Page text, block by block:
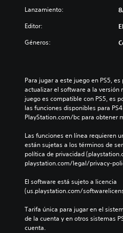
Lanzamiento:
Editor:
Géneros:
Para jugar a este juego en PS5,
actualizar el software a la versión
juego es compatible con PS5, es
las funciones disponibles para
PlayStation.com/bc para obtener
Las funciones en línea requieren
están sujetas a los términos de
política de privacidad
playstation.com/legal/privacy-
El software está sujeto a licencia
(us.playstation.com/
Tarifa única para jugar en el
de la cuenta y en otros sistemas
cuenta.